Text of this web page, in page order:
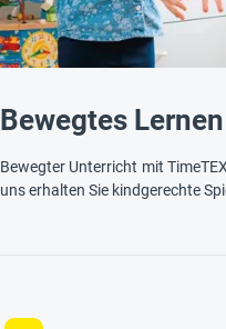
Bewegtes Lernen
Bewegter Unterricht mit
uns erhalten Sie kindgerechte